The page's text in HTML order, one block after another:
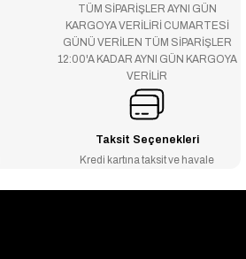
TÜM SİPARİŞLER AYNI GÜN
KARGOYA VERİLİRİ CUMARTESİ
GÜNÜ VERİLEN TÜM SİPARİŞLER
12:00'A KADAR AYNI GÜN KARGOYA
VERİLİR
Taksit Seçenekleri
Kredi kartına taksit ve havale